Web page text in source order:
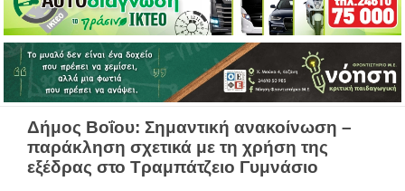
Δήμος Βοΐου: Σημαντική ανακοίνωση –
παράκληση σχετικά με τη χρήση της
εξέδρας στο Τραμπάτζειο Γυμνάσιο